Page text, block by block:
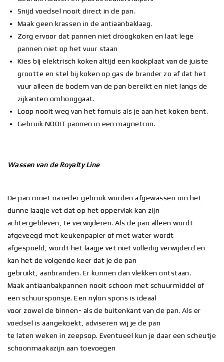
Snijd voedsel nooit direct in de pan.
Maak geen krassen in de antiaanbaklaag.
Zorg ervoor dat pannen niet droogkoken en laat lege
pannen niet op het vuur staan
Kies bij elektrisch koken altijd een kookplaat van de juiste
grootte en stel bij koken op gas de brander zo af dat het
vuur alleen de bodem van de pan bereikt en niet langs de
zijkanten omhooggaat.
Loop nooit weg van het fornuis als je aan het koken bent.
Gebruik NOOIT pannen in een magnetron.
Wassen van de Royalty Line
De pan moet na ieder gebruik worden afgewassen om het
dunne laagje vet dat op het oppervlak kan zijn
achtergebleven, te verwijderen. Als de pan alleen wordt
afgeveegd met keukenpapier of met water wordt
afgespoeld, wordt het laagje vet niet volledig verwijderd en
kan het de volgende keer dat je de pan
gebruikt, aanbranden. Er kunnen dan vlekken ontstaan.
Maak antiaanbakpannen nooit schoon met schuurmiddel of
een schuursponsje. Een nylon spons is ideaal
voor zowel de binnen- als de buitenkant van de pan. Als er
voedsel is aangekoekt, adviseren wij je de pan
te laten weken in zeepsop. Eventueel kun je daar een scheutje
schoonmaakazijn aan toevoegen